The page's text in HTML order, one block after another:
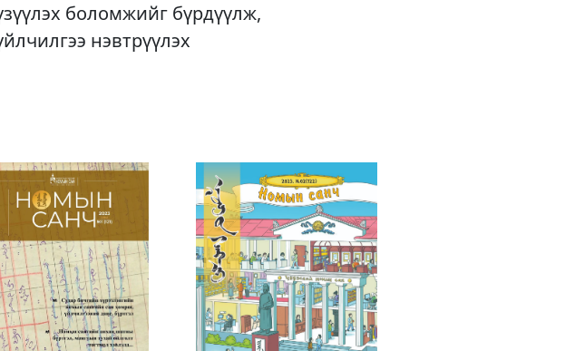
боломжийг бүрдүүлж,
нэвтрүүлэх